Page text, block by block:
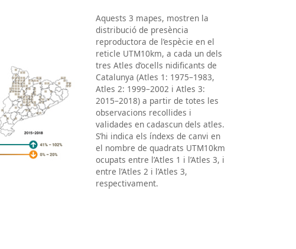
Aquests 3 mapes, mostren la
distribució de presència
reproductora de l’espècie en el
reticle UTM10km, a cada un dels
tres Atles d’ocells nidificants de
Catalunya (Atles 1: 1975–1983,
Atles 2: 1999–2002 i Atles 3:
2015–2018) a partir de totes les
observacions recollides i
validades en cadascun dels atles.
S’hi indica els índexs de canvi en
el nombre de quadrats UTM10km
ocupats entre l’Atles 1 i l’Atles 3, i
entre l’Atles 2 i l’Atles 3,
respectivament.